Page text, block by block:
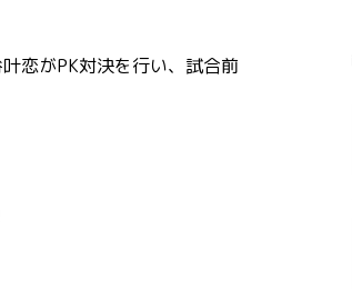
恋がPK対決を行い、試合前